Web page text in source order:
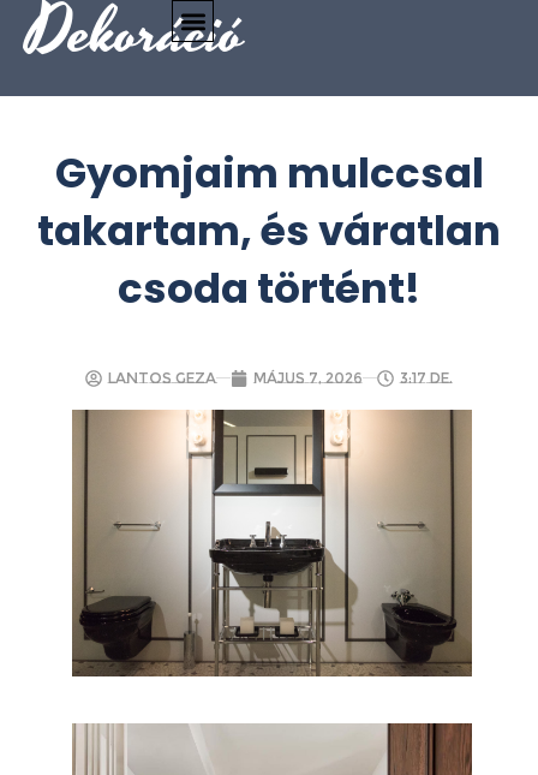
Dekoráció
Gyomjaim mulccsal
takartam, és váratlan
csoda történt!
Lantos Geza május 7, 2026 3:17 de.